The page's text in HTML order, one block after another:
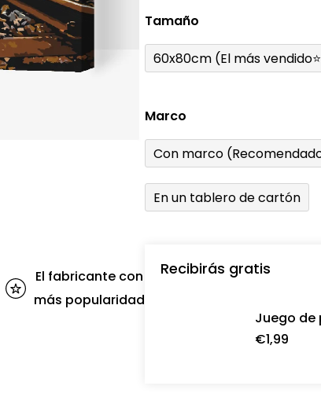
Tamaño
60x80cm (El más
Marco
Con marco
En un tablero de cartón
Recibirás gratis
Juego de
€1,99
El fabricante con
más popularidad